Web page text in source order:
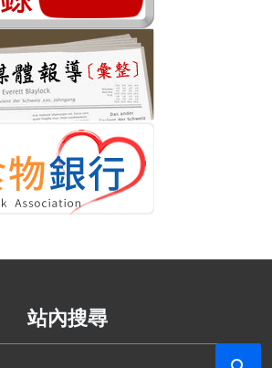
站內搜尋